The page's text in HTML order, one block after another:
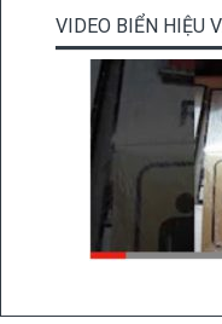
VIDEO BIỂN HIỆU